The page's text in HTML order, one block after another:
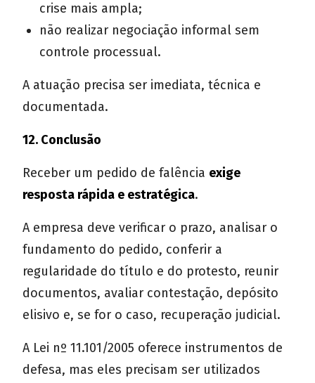
crise mais ampla;
não realizar negociação informal sem
controle processual.
A atuação precisa ser imediata, técnica e
documentada.
12. Conclusão
Receber um pedido de falência exige
resposta rápida e estratégica.
A empresa deve verificar o prazo, analisar o
fundamento do pedido, conferir a
regularidade do título e do protesto, reunir
documentos, avaliar contestação, depósito
elisivo e, se for o caso, recuperação judicial.
A Lei nº 11.101/2005 oferece instrumentos de
defesa, mas eles precisam ser utilizados